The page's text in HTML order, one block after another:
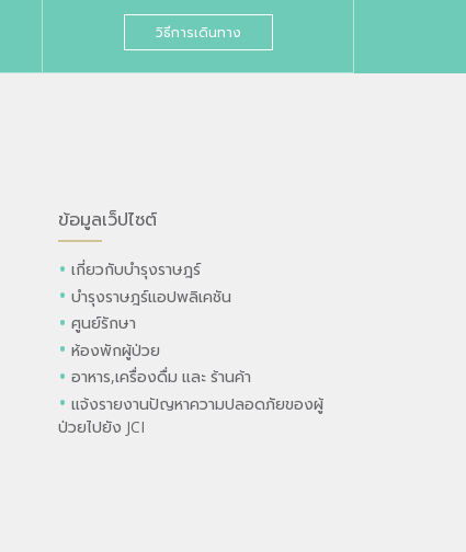
วิธีการเดินทาง
ข้อมูลเว็ปไซต์
เกี่ยวกับบำรุงราษฎร์
บำรุงราษฎร์แอปพลิเคชัน
ศูนย์รักษา
ห้องพักผู้ป่วย
อาหาร,เครื่องดื่ม และ ร้านค้า
แจ้งรายงานปัญหาความปลอดภัยของผู้
ป่วยไปยัง JCI